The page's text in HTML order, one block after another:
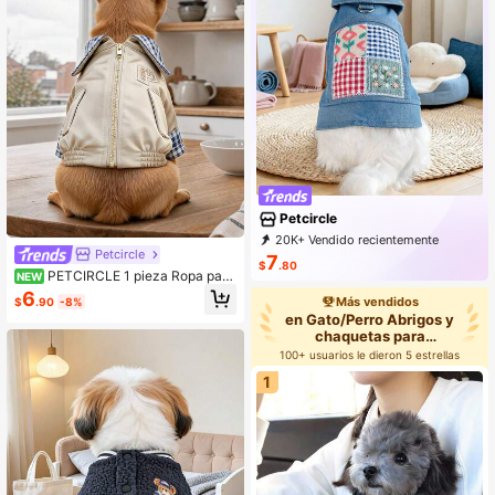
Petcircle
NEW PETCIRCLE 1 pieza Ropa para
mascotas Perro pequeño Cachorro
Gato Top casual lindo con diseño d
e cuello a cuadros
$6.90 -8%
Petcircle
20K+ Vendido recientemente
25K+ Recompra
$7.80
Más vendidos
en Gato/Perro Abrigos y
chaquetas para
mascotas
100+ usuarios le dieron 5 estrellas
1